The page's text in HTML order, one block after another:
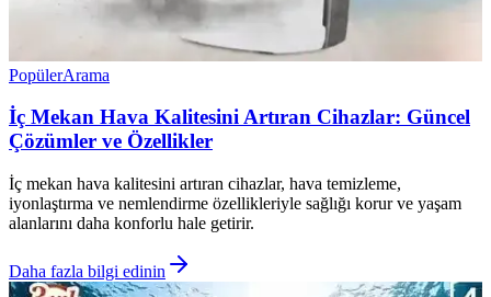
PopülerArama
İç Mekan Hava Kalitesini Artıran Cihazlar: Güncel
Çözümler ve Özellikler
İç mekan hava kalitesini artıran cihazlar, hava temizleme,
iyonlaştırma ve nemlendirme özellikleriyle sağlığı korur ve yaşam
alanlarını daha konforlu hale getirir.
Daha fazla bilgi edinin